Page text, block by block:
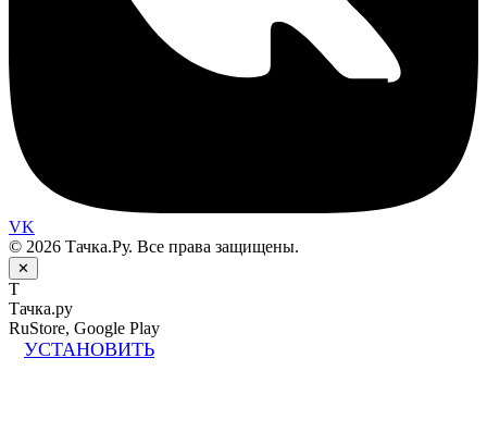
VK
© 2026 Тачка.Ру. Все права защищены.
✕
Т
Тачка.ру
RuStore, Google Play
УСТАНОВИТЬ